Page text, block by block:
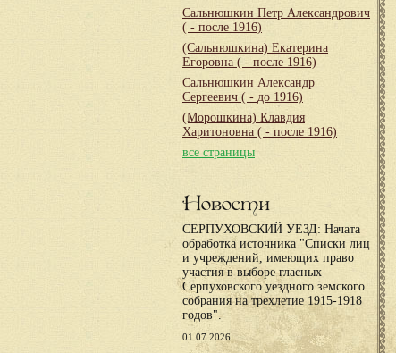
Сальнюшкин Петр Александрович
( - после 1916)
(Сальнюшкина) Екатерина
Егоровна ( - после 1916)
Сальнюшкин Александр
Сергеевич ( - до 1916)
(Морошкина) Клавдия
Харитоновна ( - после 1916)
все страницы
Новости
СЕРПУХОВСКИЙ УЕЗД: Начата
обработка источника "Списки лиц
и учреждений, имеющих право
участия в выборе гласных
Серпуховского уездного земского
собрания на трехлетие 1915-1918
годов".
01.07.2026